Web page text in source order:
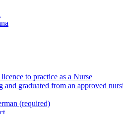
to practice as a Nurse
and graduated from an approved
(required)